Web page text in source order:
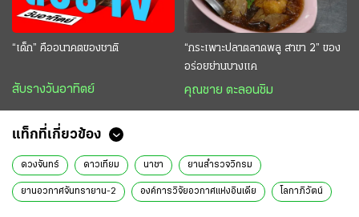
“เด็ก” คืออนาคตของชาติ
สับรางวันอาทิตย์
“กระเพาะปลาตลาดพลู สาขา 2” ของ
อร่อยย่านบางแค
คุณชาย ตะลอนชิม
แท็กที่เกี่ยวข้อง
ดวงจันทร์ ดาวเทียม นาซา ยานสำรวจวิกรม
ยานอวกาศจันทรายาน-2 องค์การวิจัยอวกาศแห่งอินเดีย โลกาภิวัตน์